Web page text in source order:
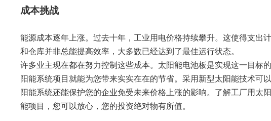
成本挑战
能源成本逐年上涨。过去十年，工业用电价格持续攀升。这使得支出
和仓库并非总能提高效率，大多数已经达到了最佳运行状态。
许多业主现在都在努力控制这些成本。太阳能电池板是实现这一目标
阳能系统项目就能为您带来实实在在的节省。采用新型太阳能技术可
阳能系统还能保护您的企业免受未来价格上涨的影响。了解工厂用太
能项目，您可以放心，您的投资绝对物有所值。